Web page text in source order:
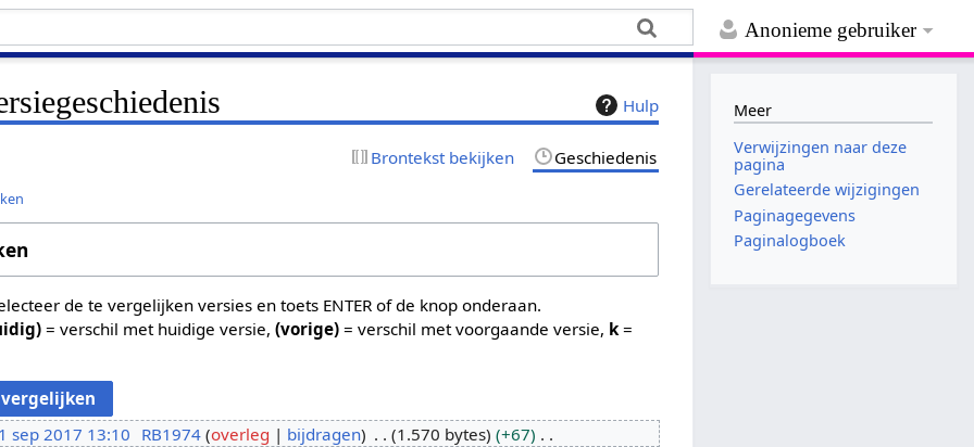
Anonieme gebruiker
Hulp
Brontekst bekijken Geschiedenis
de te vergelijken versies en toets ENTER of de knop onderaan.
= verschil met huidige versie,(vorige) = verschil met voorgaande versie, k =
1 sep 2017 13:10 RB1974 overleg bijdragen 1.570 bytes
+67
Meer
Verwijzingen naar deze
pagina
Gerelateerde wijzigingen
Paginagegevens
Paginalogboek